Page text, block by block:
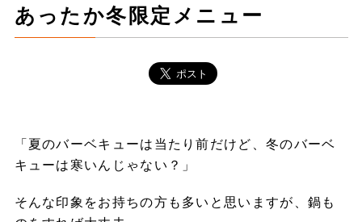
あったか冬限定メニュー
「夏のバーベキューは当たり前だけど、冬のバーベ
キューは寒いんじゃない？」
そんな印象をお持ちの方も多いと思いますが、鍋も